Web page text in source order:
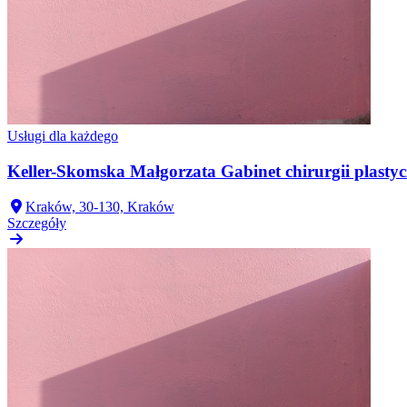
Usługi dla każdego
Keller-Skomska Małgorzata Gabinet chirurgii
Kraków, 30-130, Kraków
Szczegóły